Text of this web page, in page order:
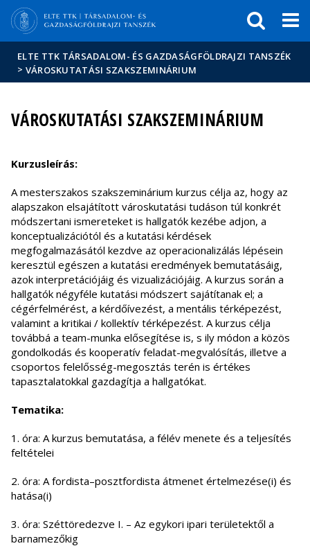
Hírek
Események
ELTE a
sajtóban
ELTE TTK TÁRSADALOM- ÉS GAZDASÁGFÖLDRAJZI TANSZÉK
> VÁROSKUTATÁSI SZAKSZEMINÁRIUM
VÁROSKUTATÁSI SZAKSZEMINÁRIUM
Kurzusleírás:
A mesterszakos szakszeminárium kurzus célja az, hogy az
alapszakon elsajátított városkutatási tudáson túl konkrét
módszertani ismereteket is hallgatók kezébe adjon, a
konceptualizációtól és a kutatási kérdések
megfogalmazásától kezdve az operacionalizálás lépésein
keresztül egészen a kutatási eredmények bemutatásáig,
azok interpretációjáig és vizualizációjáig. A kurzus során a
hallgatók négyféle kutatási módszert sajátítanak el; a
cégérfelmérést, a kérdőívezést, a mentális térképezést,
valamint a kritikai / kollektív térképezést. A kurzus célja
továbbá a team-munka elősegítése is, s ily módon a közös
gondolkodás és kooperatív feladat-megvalósítás, illetve a
csoportos felelősség-megosztás terén is értékes
tapasztalatokkal gazdagítja a hallgatókat.
Tematika:
1. óra: A kurzus bemutatása, a félév menete és a teljesítés
feltételei
2. óra: A fordista–posztfordista átmenet értelmezése(i) és
hatása(i)
3. óra: Széttöredezve I. – Az egykori ipari területektől a
barnamezőkig